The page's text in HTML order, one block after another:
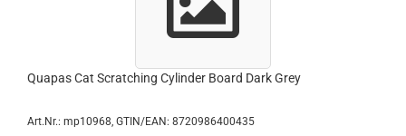
Quapas Cat Scratching Cylinder Board Dark Grey
Art.Nr.: mp10968 GTIN/EAN: 8720986400435